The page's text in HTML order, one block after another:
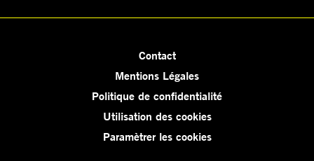
Contact
Mentions Légales
Politique de confidentialité
Utilisation des cookies
Paramètrer les cookies